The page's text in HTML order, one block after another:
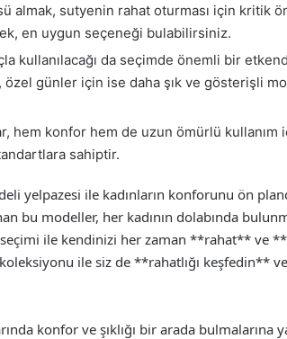
almak, sutyenin rahat oturması için kritik
en uygun seçeneği bulabilirsiniz.
kullanılacağı da seçimde önemli bir
özel günler için ise daha şık ve gösterişli
hem konfor hem de uzun ömürlü kullanım
sahiptir.
yelpazesi ile kadınların konforunu ön
bu modeller, her kadının dolabında
seçimi ile kendinizi her zaman **rahat** ve
ile siz de **rahatlığı keşfedin** ve
konfor ve şıklığı bir arada bulmalarına